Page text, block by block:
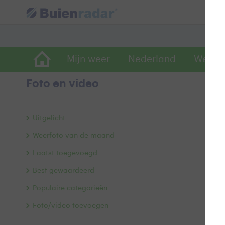
Mijn weer Nederland
Foto en video
Uitgelicht
Weerfoto van de maand
Laatst toegevoegd
Best gewaardeerd
Populaire categorieën
Foto/video toevoegen